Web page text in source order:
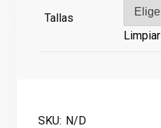
Tallas
Limpiar
SKU: N/D